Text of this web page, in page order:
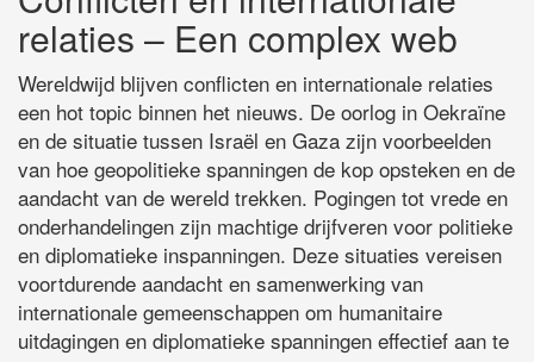
relaties – Een complex web
Wereldwijd blijven conflicten en internationale relaties
een hot topic binnen het nieuws. De oorlog in Oekraïne
en de situatie tussen Israël en Gaza zijn voorbeelden
van hoe geopolitieke spanningen de kop opsteken en de
aandacht van de wereld trekken. Pogingen tot vrede en
onderhandelingen zijn machtige drijfveren voor politieke
en diplomatieke inspanningen. Deze situaties vereisen
voortdurende aandacht en samenwerking van
internationale gemeenschappen om humanitaire
uitdagingen en diplomatieke spanningen effectief aan te